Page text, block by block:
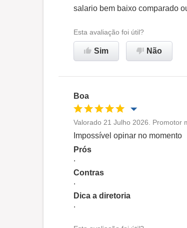
Oportunidade de promoção
Ambiente de trabalho
Recomenda esta empresa
salario bem baixo comparado
Esta avaliação foi útil?
Sim Não
Boa
Oportunidade de promoção
Valorado 21 Julho 2026. Promotor
Impossível opinar no momento
Prós
.
Contras
.
Dica a diretoria
.